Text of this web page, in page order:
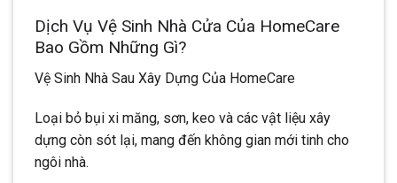
Dịch Vụ Vệ Sinh Nhà Cửa Của HomeCare
Bao Gồm Những Gì?
Vệ Sinh Nhà Sau Xây Dựng Của HomeCare
Loại bỏ bụi xi măng, sơn, keo và các vật liệu xây
dựng còn sót lại, mang đến không gian mới tinh cho
ngôi nhà.